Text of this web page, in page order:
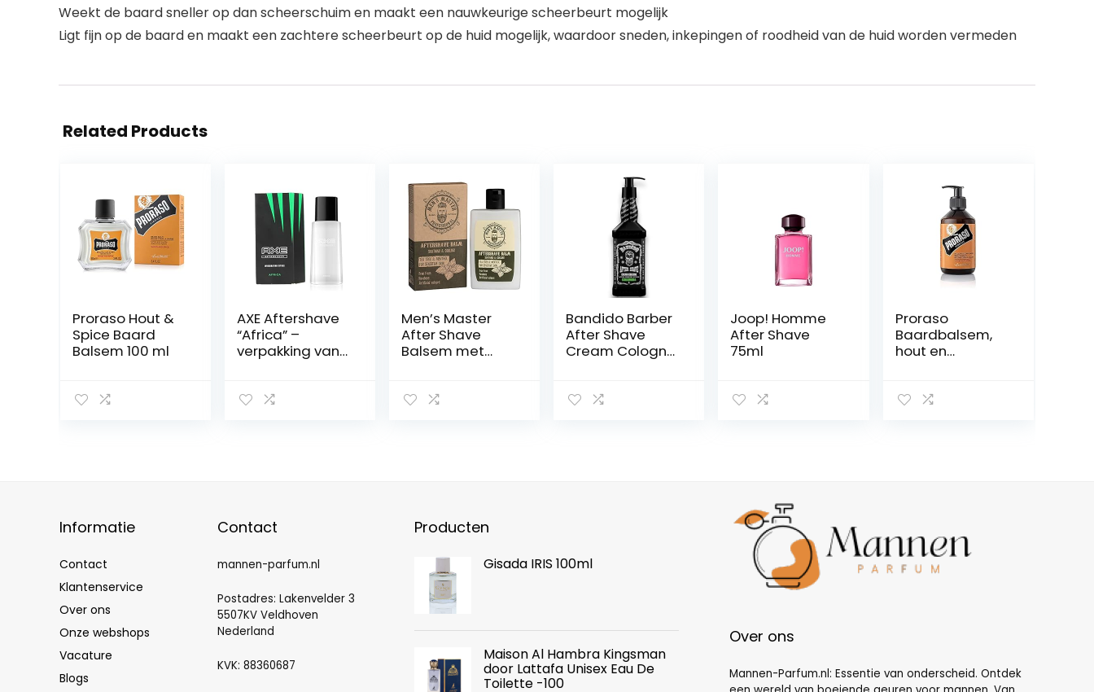
Weekt de baard sneller op dan scheerschuim en maakt een nauwkeurige scheerbeurt mogelijk
Ligt fijn op de baard en maakt een zachtere scheerbeurt op de huid mogelijk, waardoor sneden, inkepingen of roodheid van de huid worden vermeden
Related Products
Proraso Hout &
Spice Baard
Balsem 100 ml
AXE Aftershave
“Africa” –
verpakking van
Men’s Master
After Shave
Balsem met
Shave for Men |
Bandido Barber
After Shave
Cream Cologne
balsem na het
Joop! Homme
After Shave
75ml
Proraso
Baardbalsem,
hout en
voor mannen
Informatie
Contact
Klantenservice
Over ons
Onze webshops
Vacature
Blogs
Contact
mannen-parfum.nl
Postadres: Lakenvelder 3
5507KV Veldhoven
Nederland
KVK: 88360687
Producten
Gisada IRIS 100ml
Maison Al Hambra Kingsman
door Lattafa Unisex Eau De
Toilette -100
Over ons
Mannen-Parfum.nl: Essentie van onderscheid. Ontdek